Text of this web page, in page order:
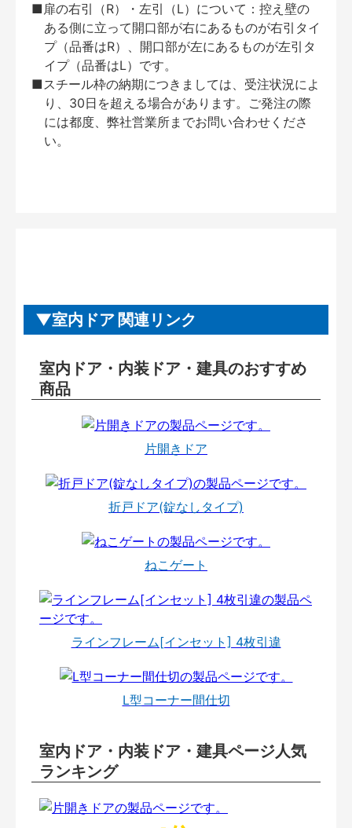
■扉の右引（R）・左引（L）について：控え壁の
ある側に立って開口部が右にあるものが右引タイ
プ（品番はR）、開口部が左にあるものが左引タ
イプ（品番はL）です。
■スチール枠の納期につきましては、受注状況によ
り、30日を超える場合があります。ご発注の際
には都度、弊社営業所までお問い合わせくださ
い。
室内ドア 関連リンク
室内ドア・内装ドア・建具のおすすめ
商品
片開きドア
折戸ドア(錠なしタイプ)
ねこゲート
ラインフレーム[インセット] 4枚引違
L型コーナー間仕切
室内ドア・内装ドア・建具ページ人気
ランキング